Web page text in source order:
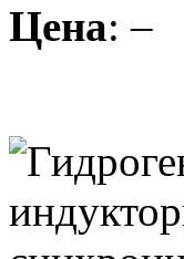
Цена: –